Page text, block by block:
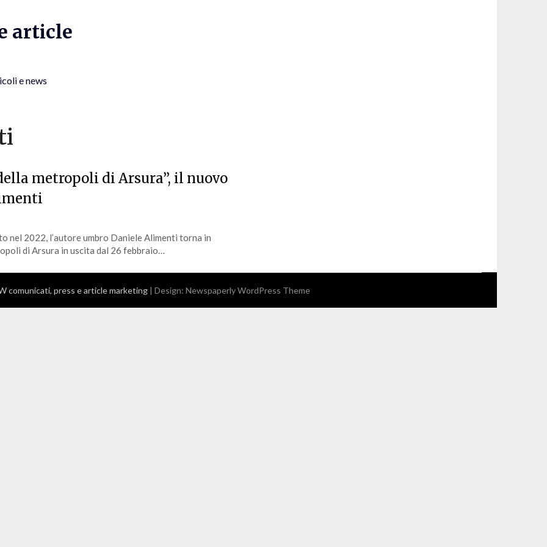
article
e news
metropoli di Arsura”, il nuovo
nel 2022, l’autore umbro Daniele Alimenti torna in
di Arsura in uscita dal 26 febbraio…
comunicati, press e article marketing | Design: Newspaperly WordPress Theme